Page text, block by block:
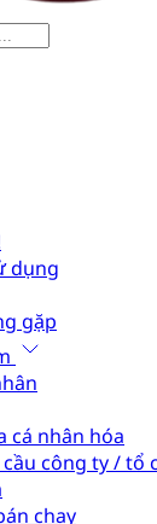
dụng
gặp
cá nhân hóa
công ty / tổ
chạy